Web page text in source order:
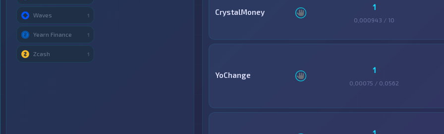
CrystalMoney 1
0,000943 / 10
YoChange 1
0,00075 / 0,0562
Waves 1
Yearn Finance 1
Zcash 1